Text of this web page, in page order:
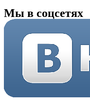
Мы в соцсетях